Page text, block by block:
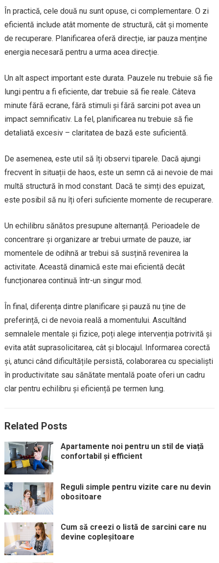
În practică, cele două nu sunt opuse, ci complementare. O zi
eficientă include atât momente de structură, cât și momente
de recuperare. Planificarea oferă direcție, iar pauza menține
energia necesară pentru a urma acea direcție.
Un alt aspect important este durata. Pauzele nu trebuie să fie
lungi pentru a fi eficiente, dar trebuie să fie reale. Câteva
minute fără ecrane, fără stimuli și fără sarcini pot avea un
impact semnificativ. La fel, planificarea nu trebuie să fie
detaliată excesiv – claritatea de bază este suficientă.
De asemenea, este util să îți observi tiparele. Dacă ajungi
frecvent în situații de haos, este un semn că ai nevoie de mai
multă structură în mod constant. Dacă te simți des epuizat,
este posibil să nu îți oferi suficiente momente de recuperare.
Un echilibru sănătos presupune alternanță. Perioadele de
concentrare și organizare ar trebui urmate de pauze, iar
momentele de odihnă ar trebui să susțină revenirea la
activitate. Această dinamică este mai eficientă decât
funcționarea continuă într-un singur mod.
În final, diferența dintre planificare și pauză nu ține de
preferință, ci de nevoia reală a momentului. Ascultând
semnalele mentale și fizice, poți alege intervenția potrivită și
evita atât suprasolicitarea, cât și blocajul. Informarea corectă
și, atunci când dificultățile persistă, colaborarea cu specialiști
în productivitate sau sănătate mentală poate oferi un cadru
clar pentru echilibru și eficiență pe termen lung.
Related Posts
Apartamente noi pentru un stil de viață
confortabil și efficient
Reguli simple pentru vizite care nu devin
obositoare
Cum să creezi o listă de sarcini care nu
devine copleșitoare